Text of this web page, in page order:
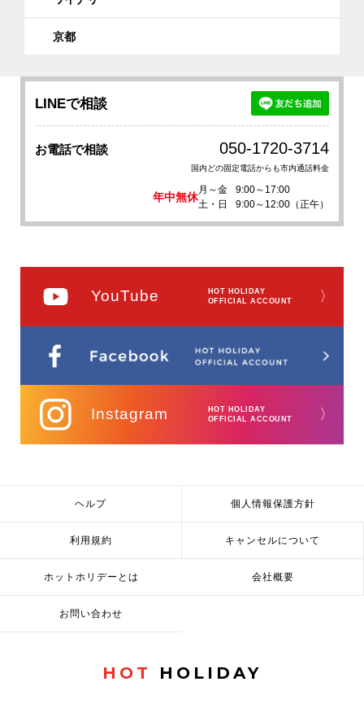
京都
LINEで相談
お電話で相談 050-1720-3714
国内どの固定電話からも市内通話料金
年中無休
月～金
9:00～17:00
土・日
9:00～12:00（正午）
YouTube
HOT HOLIDAY
OFFICIAL ACCOUNT
〉
Instagram
HOT HOLIDAY
OFFICIAL ACCOUNT
〉
ヘルプ 個人情報保護方針
利用規約 キャンセルについて
ホットホリデーとは 会社概要
お問い合わせ
HOT HOLIDAY